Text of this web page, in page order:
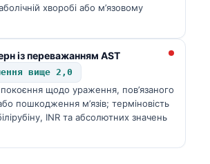
хворобі або м’язовому
із переважанням AST
вище 2,0
щодо ураження, пов’язаного
пошкодження м’язів; терміновість
INR та абсолютних значень